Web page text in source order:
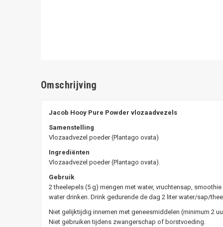
Omschrijving
Jacob Hooy Pure Powder vlozaadvezels
Samenstelling
Vlozaadvezel poeder (Plantago ovata)
Ingrediënten
Vlozaadvezel poeder (Plantago ovata).
Gebruik
2 theelepels (5 g) mengen met water, vruchtensap,
water drinken. Drink gedurende de dag 2 liter water/sap/
Niet gelijktijdig innemen met geneesmiddelen (minimum 2
Niet gebruiken tijdens zwangerschap of borstvoeding.